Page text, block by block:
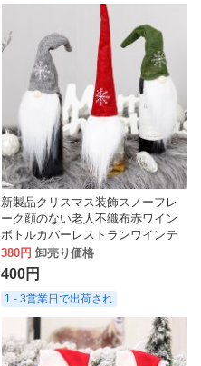
新製品クリスマス装飾スノーフレ
ーク顔のない老人不織布赤ワイン
ボトルカバーレストランワインテ
ーブル装飾
380円 卸売り価格
400円
1 - 3営業日で出荷され